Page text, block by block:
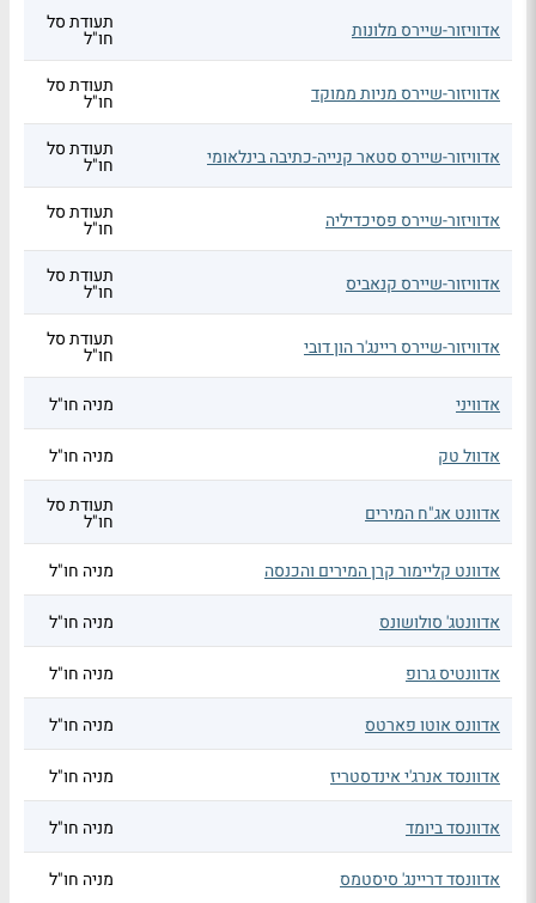
אדוויזור-שיירס מלונות תעודת סל
חו"ל
אדוויזור-שיירס מניות ממוקד תעודת סל
חו"ל
אדוויזור-שיירס סטאר קנייה-כתיבה בינלאומי תעודת סל
חו"ל
אדוויזור-שיירס פסיכדיליה תעודת סל
חו"ל
אדוויזור-שיירס קנאביס תעודת סל
חו"ל
אדוויזור-שיירס ריינג'ר הון דובי תעודת סל
חו"ל
אדוויני
מניה חו"ל
אדוול טק מניה חו"ל
אדוונט אג"ח המירים תעודת סל
חו"ל
אדוונט קליימור קרן המירים והכנסה
מניה חו"ל
אדוונטג' סולושונס מניה חו"ל
אדוונטיס גרופ מניה חו"ל
אדוונס אוטו פארטס מניה חו"ל
אדוונסד אנרג'י אינדסטריז מניה חו"ל
אדוונסד ביומד מניה חו"ל
אדוונסד דריינג' סיסטמס מניה חו"ל